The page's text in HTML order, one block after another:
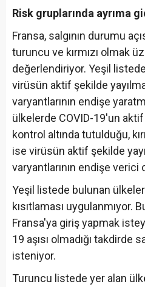
Risk gruplarında ayrıma
Fransa, salgının durumu
turuncu ve kırmızı olmak
değerlendiriyor. Yeşil
virüsün aktif şekilde
varyantlarının endişe
ülkelerde COVID-19'un aktif
kontrol altında tutulduğu,
ise virüsün aktif şekilde
varyantlarının endişe verici
Yeşil listede bulunan
kısıtlaması uygulanmıyor.
Fransa'ya giriş yapmak
19 aşısı olmadığı takdirde
isteniyor.
Turuncu listede yer alan